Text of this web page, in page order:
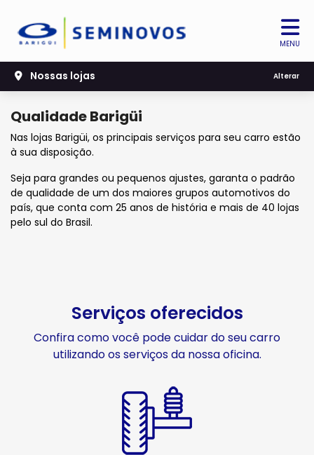
MENU
Nossas lojas Alterar
Qualidade Barigüi
Nas lojas Barigüi, os principais serviços para seu carro estão
à sua disposição.
Seja para grandes ou pequenos ajustes, garanta o padrão
de qualidade de um dos maiores grupos automotivos do
país, que conta com 25 anos de história e mais de 40 lojas
pelo sul do Brasil.
Serviços oferecidos
Confira como você pode cuidar do seu carro
utilizando os serviços da nossa oficina.